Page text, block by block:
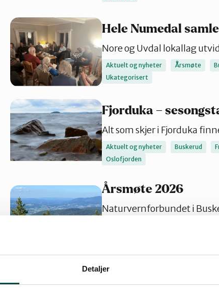
Detaljer
Hele Numedal
Nore og Uvdal lokallag
Aktuelt og nyheter Årsmøte
Ukategorisert
Fjorduka –
Alt som skjer i Fjorduka
Aktuelt og nyheter Buskerud
Oslofjorden
Årsmøte 2026
Naturvernforbundet i
Årsmøte Buskerud Nyheter